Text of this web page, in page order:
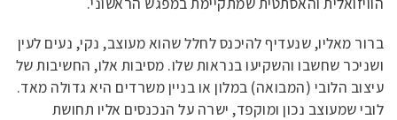
ברור מאליו, שנעדיף להיכנס לחלל שהוא מעוצב, נקי, נעים לעין
ושניכר שחשבו והשקיעו בנראות שלו. מסיבות אלו, החשיבות של
עיצוב הלובי (המבואה) במלון או בניין משרדים היא גדולה מאד.
לובי שמעוצב נכון ומוקפד, ישרה על הנכנסים אליו תחושת